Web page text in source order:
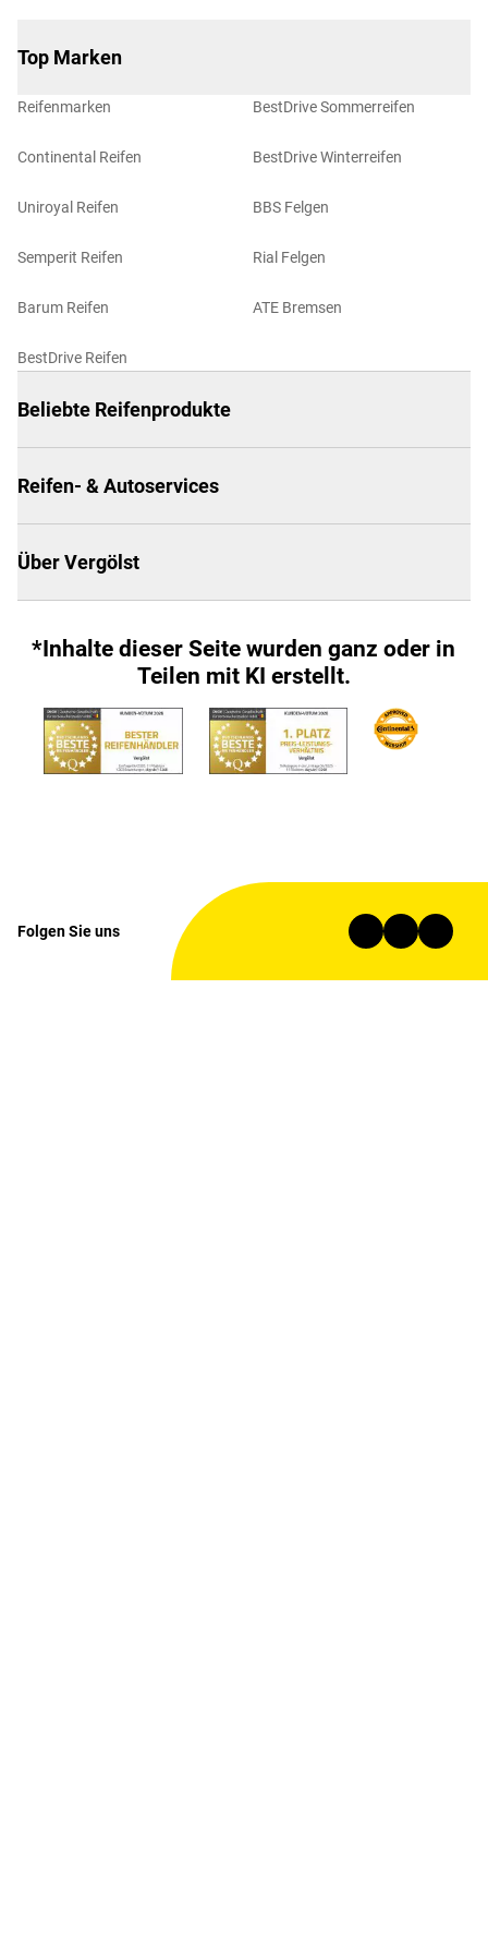
Top Marken
Reifenmarken
Continental Reifen
Uniroyal Reifen
Semperit Reifen
Barum Reifen
BestDrive Reifen
BestDrive Sommerreifen
BestDrive Winterreifen
BBS Felgen
Rial Felgen
ATE Bremsen
Beliebte Reifenprodukte
Reifen- & Autoservices
Über Vergölst
*Inhalte dieser Seite wurden ganz oder in
Teilen mit KI erstellt.
Folgen Sie uns